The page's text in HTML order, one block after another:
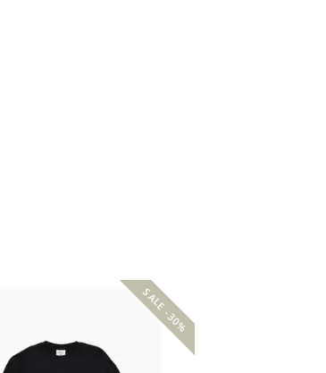
SALE -30%